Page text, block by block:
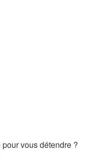
vous détendre ?